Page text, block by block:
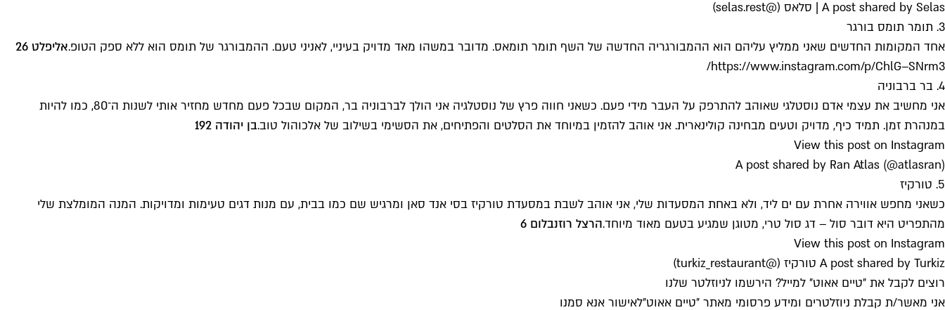
A post shared by Selas | סלאס (@selas.rest)
3. תומר תומס בורגר
אחד המקומות החדשים שאני ממליץ עליהם הוא ההמבורגריה החדשה של השף תומר תומאס. מדובר במשהו מאד מדויק בעיניי, לאניני טעם. ההמבורגר של תומס הוא ללא ספק הטופ.אליפלט 26
https://www.instagram.com/p/ChlG–SNrm3/
4. בר ברבוניה
אני מחשיב את עצמי אדם נוסטלגי שאוהב להתרפק על העבר מידי פעם. כשאני חווה פרץ של נוסטלגיה אני הולך לברבוניה בר, המקום שבכל פעם מחדש מחזיר אותי לשנות ה־80, כמו להיות
במנהרת זמן. תמיד כיף, מדויק וטעים מבחינה קולינארית. אני אוהב להזמין במיוחד את הסלטים והפתיחים, את הסשימי בשילוב של אלכוהול טוב.בן יהודה 192
View this post on Instagram
A post shared by Ran Atlas (@atlasran)
5. טורקיז
כשאני מחפש אווירה אחרת עם ים ליד, ולא באחת המסעדות שלי, אני אוהב לשבת במסעדת טורקיז בסי אנד סאן ומרגיש שם כמו בבית, עם מנות דגים טעימות ומדויקות. המנה המומלצת שלי
מהתפריט היא דובר סול – דג סול טרי, מטוגן שמגיע בטעם מאוד מיוחד.הרצל רוזנבלום 6
View this post on Instagram
A post shared by Turkiz טורקיז (@turkiz_restaurant)
רוצים לקבל את ״טיים אאוט״ למייל? הירשמו לניוזלטר שלנו
אני מאשר/ת קבלת ניוזלטרים ומידע פרסומי מאתר ״טיים אאוט״לאישור אנא סמנו